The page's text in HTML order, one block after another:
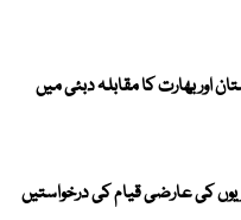
کپ 2026، پاکستان اور بھارت کا مقابلہ دبئی میں
کی عارضی قیام کی درخواستیں